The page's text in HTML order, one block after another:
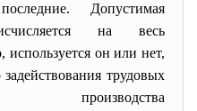
Допустимая
на весь
используется он или нет,
трудовых
производства